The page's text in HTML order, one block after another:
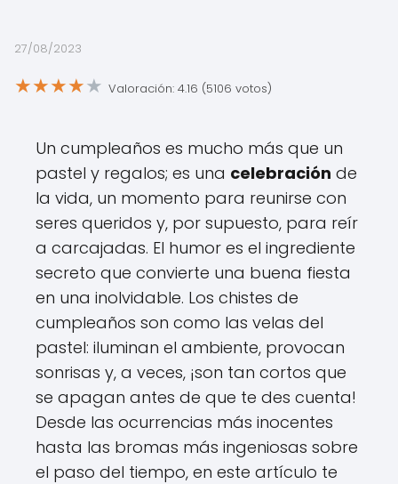
27/08/2023
★★★★★ Valoración: 4.16 (5106 votos)
Un cumpleaños es mucho más que un
pastel y regalos; es una celebración de
la vida, un momento para reunirse con
seres queridos y, por supuesto, para reír
a carcajadas. El humor es el ingrediente
secreto que convierte una buena fiesta
en una inolvidable. Los chistes de
cumpleaños son como las velas del
pastel: iluminan el ambiente, provocan
sonrisas y, a veces, ¡son tan cortos que
se apagan antes de que te des cuenta!
Desde las ocurrencias más inocentes
hasta las bromas más ingeniosas sobre
el paso del tiempo, en este artículo te